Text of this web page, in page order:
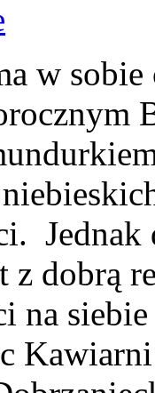
w sobie
z dobrą
na